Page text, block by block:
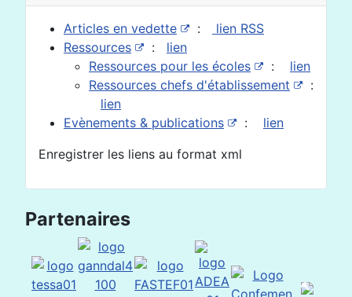
Articles en vedette :
lien RSS
Ressources
: lien
Ressources pour les écoles
: lien
Ressources chefs d'établissement
:
lien
Evènements & publications
: lien
Enregistrer les liens au format xml
Partenaires